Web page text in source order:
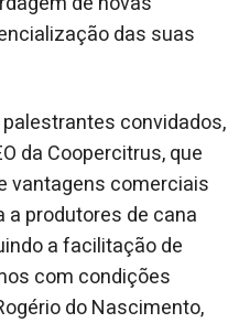
das suas
convidados,
da Coopercitrus, que
vantagens comerciais
produtores de cana
a facilitação de
com condições
do Nascimento,